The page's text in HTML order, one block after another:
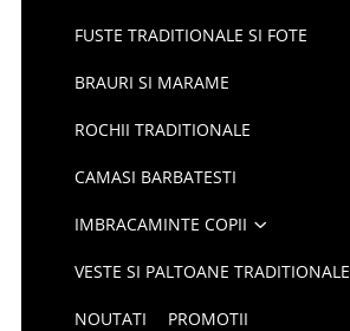
FUSTE TRADITIONALE SI FOTE
BRAURI SI MARAME
ROCHII TRADITIONALE
CAMASI BARBATESTI
IMBRACAMINTE COPII
VESTE SI PALTOANE TRADITIONALE
NOUTATI PROMOTII